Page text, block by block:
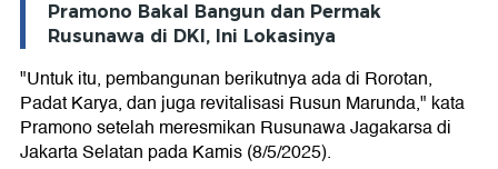
Pramono Bakal Bangun dan Permak
Rusunawa di DKI, Ini Lokasinya
"Untuk itu, pembangunan berikutnya ada di Rorotan,
Padat Karya, dan juga revitalisasi Rusun Marunda," kata
Pramono setelah meresmikan Rusunawa Jagakarsa di
Jakarta Selatan pada Kamis (8/5/2025).